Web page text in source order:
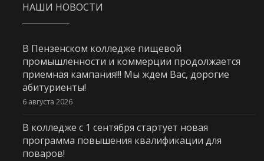
НАШИ НОВОСТИ
В Пензенском колледже пищевой
промышленности и коммерции продолжается
приемная кампания!!! Мы ждем Вас, дорогие
абитуриенты!
6 августа 2026
В колледже с 1 сентября стартует новая
программа повышения квалификации для
поваров!